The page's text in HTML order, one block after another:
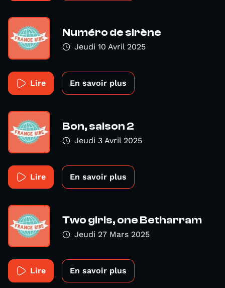
Numéro de sirène
Jeudi 10 Avril 2025
Lire En savoir plus
Bon, saison 2
Jeudi 3 Avril 2025
Lire En savoir plus
Two girls, one Betharram
Jeudi 27 Mars 2025
Lire En savoir plus